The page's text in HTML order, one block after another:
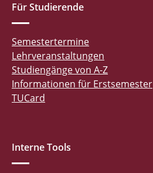
Für Studierende
Semestertermine
Lehrveranstaltungen
Studiengänge von A-Z
Informationen für Erstsemester
TUCard
Interne Tools